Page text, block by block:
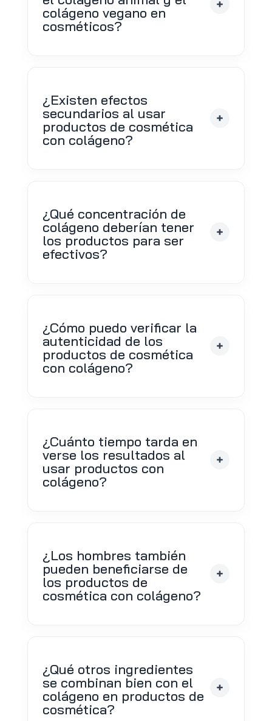
colágeno vegano en
cosméticos?
¿Existen efectos
secundarios al usar
productos de cosmética
con colágeno?
¿Qué concentración de
colágeno deberían tener
los productos para ser
efectivos?
¿Cómo puedo verificar la
autenticidad de los
productos de cosmética
con colágeno?
¿Cuánto tiempo tarda en
verse los resultados al
usar productos con
colágeno?
¿Los hombres también
pueden beneficiarse de
los productos de
cosmética con colágeno?
¿Qué otros ingredientes
se combinan bien con el
colágeno en productos de
cosmética?